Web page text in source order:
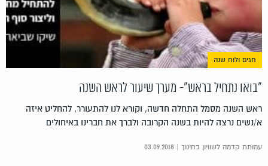
חגים ולוח שנה
"בואו נתחיל בראש"- מערך שיעור לראש השנה
ראש השנה מסמל התחלה חדשה, וקורא לנו להתעורר, להחליט איזה
א/נשים נרצה להיות בשנה הקרובה ולברך את חברינו באיחולים
עמותת קדמה לשוויון בחינוך | 03.09.2018